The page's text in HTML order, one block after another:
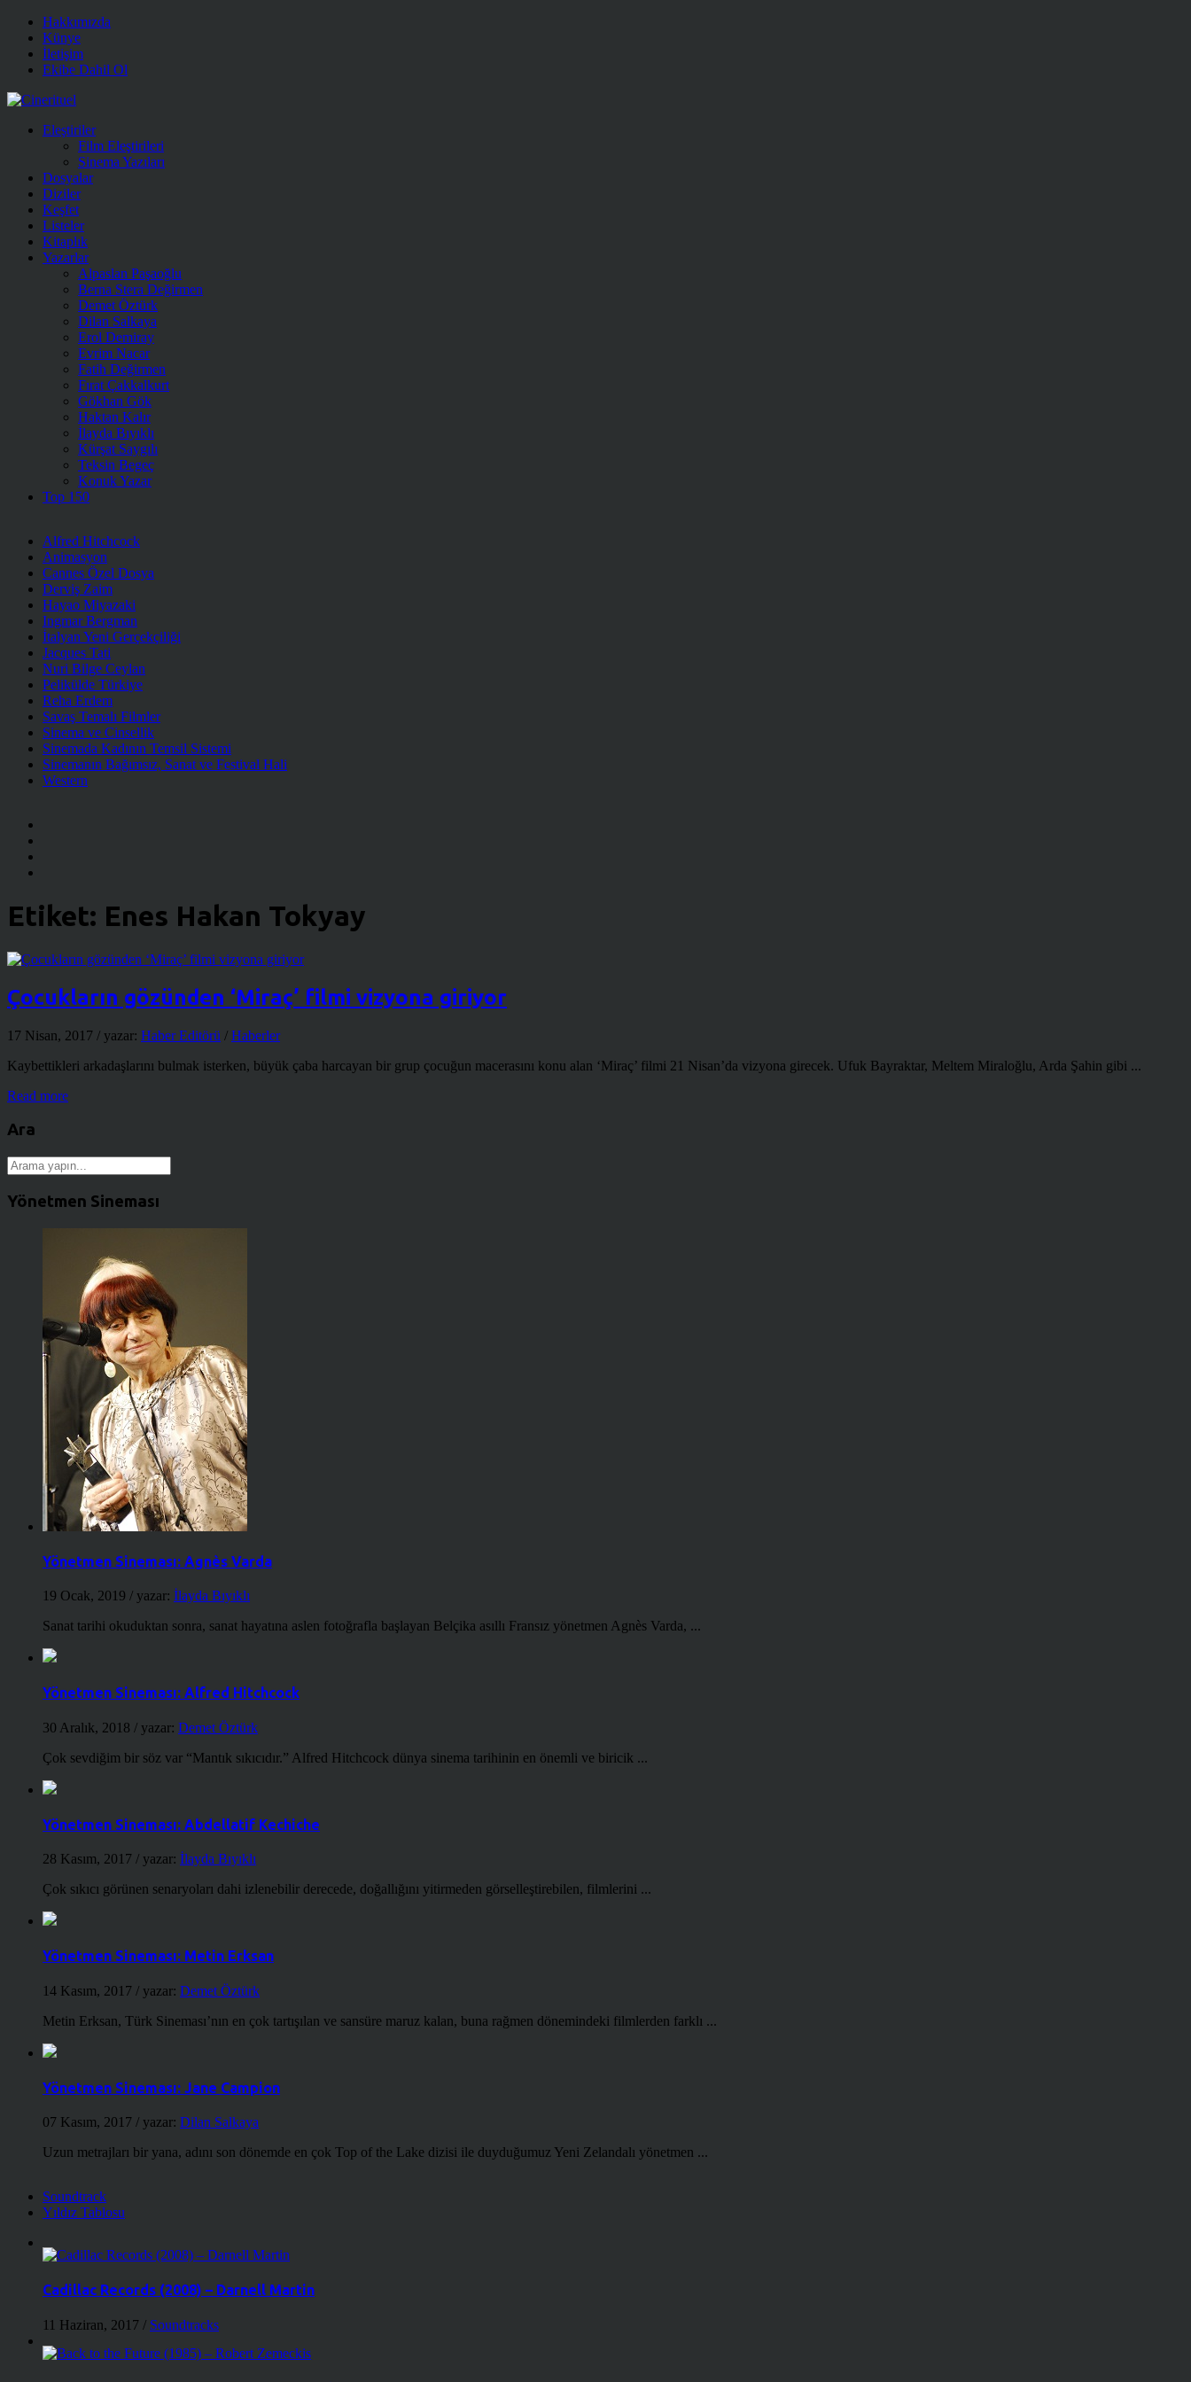
Hakkımızda
Künye
İletişim
Ekibe Dahil Ol
Eleştiriler
Film Eleştirileri
Sinema Yazıları
Dosyalar
Diziler
Keşfet
Listeler
Kitaplık
Yazarlar
Alpaslan Paşaoğlu
Berna Stera Değirmen
Demet Öztürk
Dilan Salkaya
Erol Demiray
Evrim Nacar
Fatih Değirmen
Fırat Çakkalkurt
Gökhan Gök
Haktan Kalır
İlayda Bıyıklı
Kürşat Saygılı
Teksin Begeç
Konuk Yazar
Top 150
Alfred Hitchcock
Animasyon
Cannes Özel Dosya
Derviş Zaim
Hayao Miyazaki
Ingmar Bergman
İtalyan Yeni Gerçekçiliği
Jacques Tati
Nuri Bilge Ceylan
Pelikülde Türkiye
Reha Erdem
Savaş Temalı Filmler
Sinema ve Cinsellik
Sinemada Kadının Temsil Sistemi
Sinemanın Bağımsız, Sanat ve Festival Hali
Western
Etiket: Enes Hakan Tokyay
Çocukların gözünden ‘Miraç’ filmi vizyona giriyor
17 Nisan, 2017 / yazar: Haber Editörü / Haberler
Kaybettikleri arkadaşlarını bulmak isterken, büyük çaba harcayan bir grup çocuğun macerasını konu alan ‘Miraç’ filmi 21 Nisan’da vizyona girecek. Ufuk Bayraktar, Meltem Miraloğlu, Arda Şahin gibi ...
Read more
Ara
Yönetmen Sineması
Yönetmen Sineması: Agnès Varda
19 Ocak, 2019 / yazar: İlayda Bıyıklı
Sanat tarihi okuduktan sonra, sanat hayatına aslen fotoğrafla başlayan Belçika asıllı Fransız yönetmen Agnès Varda, ...
Yönetmen Sineması: Alfred Hitchcock
30 Aralık, 2018 / yazar: Demet Öztürk
Çok sevdiğim bir söz var “Mantık sıkıcıdır.” Alfred Hitchcock dünya sinema tarihinin en önemli ve biricik ...
Yönetmen Sineması: Abdellatif Kechiche
28 Kasım, 2017 / yazar: İlayda Bıyıklı
Çok sıkıcı görünen senaryoları dahi izlenebilir derecede, doğallığını yitirmeden görselleştirebilen, filmlerini ...
Yönetmen Sineması: Metin Erksan
14 Kasım, 2017 / yazar: Demet Öztürk
Metin Erksan, Türk Sineması’nın en çok tartışılan ve sansüre maruz kalan, buna rağmen dönemindeki filmlerden farklı ...
Yönetmen Sineması: Jane Campion
07 Kasım, 2017 / yazar: Dilan Salkaya
Uzun metrajları bir yana, adını son dönemde en çok Top of the Lake dizisi ile duyduğumuz Yeni Zelandalı yönetmen ...
Soundtrack
Yıldız Tablosu
Cadillac Records (2008) – Darnell Martin
11 Haziran, 2017 / Soundtracks